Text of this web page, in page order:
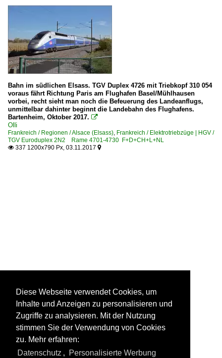
Bahn im südlichen Elsass. TGV Duplex 4726 mit Triebkopf 310 054
voraus fährt Richtung Paris am Flughafen Basel/Mühlhausen
vorbei, recht sieht man noch die Befeuerung des Landeanflugs,
unmittelbar dahinter beginnt die Landebahn des Flughafens.
Bartenheim, Oktober 2017. 
Olli
Frankreich / Regionen / Alsace (Elsass) Frankreich / Elektrotriebzüge | HGV /
TGV Euroduplex 2N2 Rame 4701-4730 F+D+CH+L+NL
 337 1200x790 Px, 03.11.2017 
Diese Webseite verwendet Cookies, um
Inhalte und Anzeigen zu personalisieren und
Zugriffe zu analysieren. Mit der Nutzung
stimmen Sie der Verwendung von Cookies
zu. Mehr erfahren:
Datenschutz , Personalisierte Werbung